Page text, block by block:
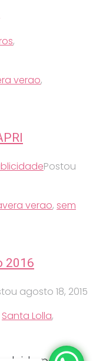
,
verao,
Postou
verao, sem
2016
agosto 18, 2015
Santa Lolla,